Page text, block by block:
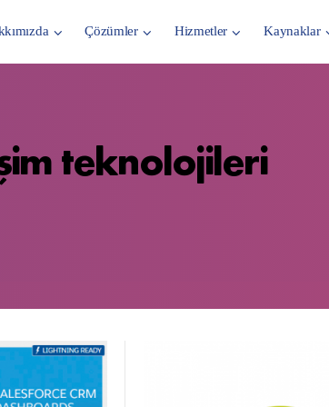
Çözümler Hizmetler Kaynaklar
teknolojileri